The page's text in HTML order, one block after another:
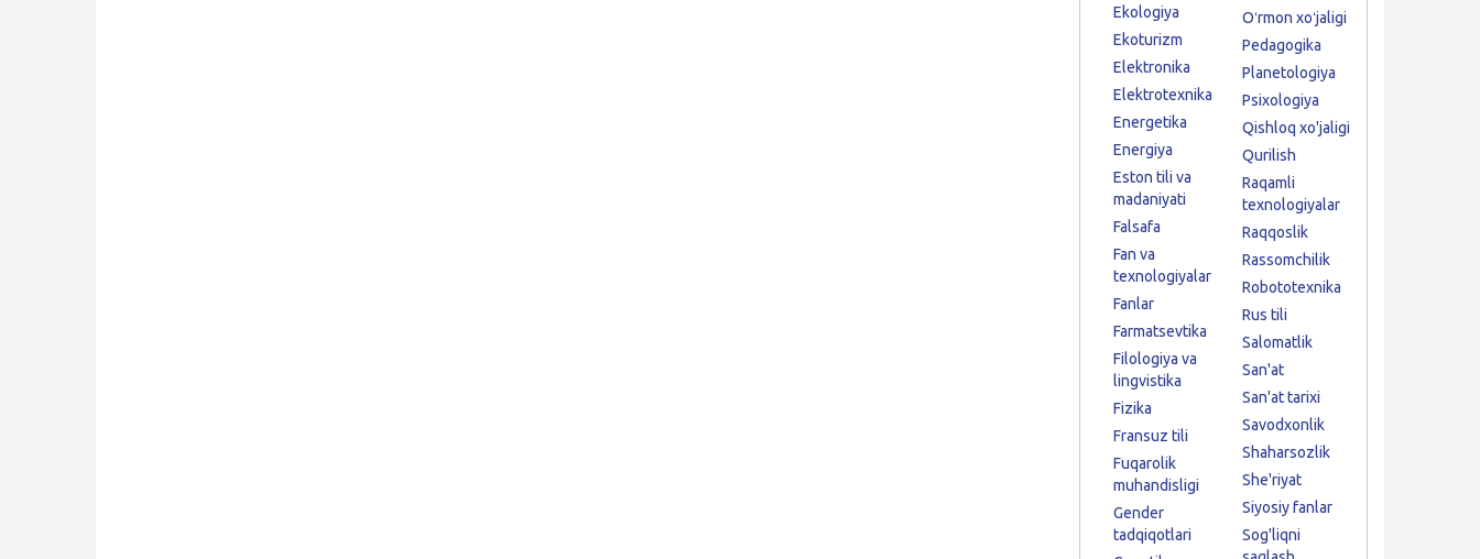
Ekologiya
Ekoturizm
Elektronika
Elektrotexnika
Energetika
Energiya
Eston tili va
madaniyati
Falsafa
Fan va
texnologiyalar
Fanlar
Farmatsevtika
Filologiya va
lingvistika
Fizika
Fransuz tili
Fuqarolik
muhandisligi
Gender
tadqiqotlari
Oʻrmon xoʻjaligi
Pedagogika
Planetologiya
Psixologiya
Qishloq xo'jaligi
Qurilish
Raqamli
texnologiyalar
Raqqoslik
Rassomchilik
Robototexnika
Rus tili
Salomatlik
San'at
San'at tarixi
Savodxonlik
Shaharsozlik
She'riyat
Siyosiy fanlar
Sog'liqni